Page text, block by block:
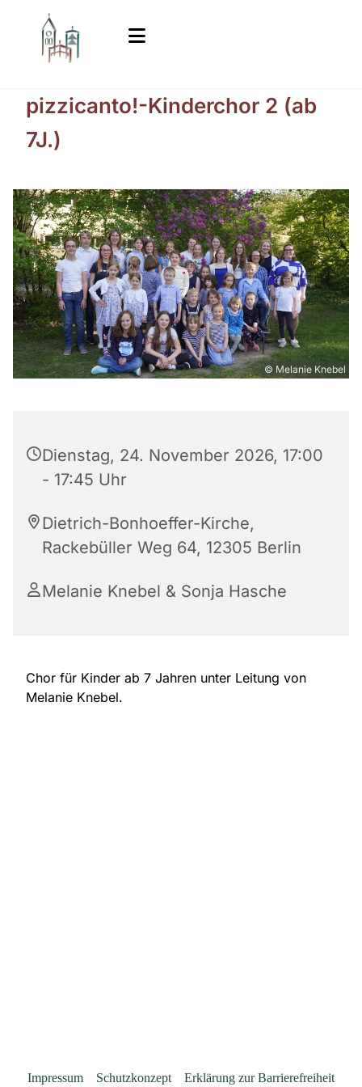
pizzicanto!-Kinderchor 2 (ab
7J.)
© Melanie Knebel
Dienstag, 24. November 2026, 17:00
- 17:45 Uhr
Dietrich-Bonhoeffer-Kirche,
Rackebüller Weg 64, 12305 Berlin
Melanie Knebel & Sonja Hasche
Chor für Kinder ab 7 Jahren unter Leitung von
Melanie Knebel.
Impressum Schutzkonzept Erklärung zur Barrierefreiheit